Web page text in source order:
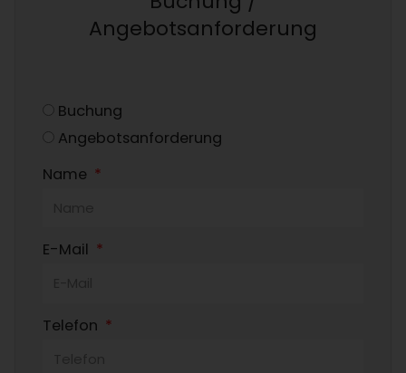
Angebotsanforderung
Buchung
Angebotsanforderung
Name
E-Mail
Telefon